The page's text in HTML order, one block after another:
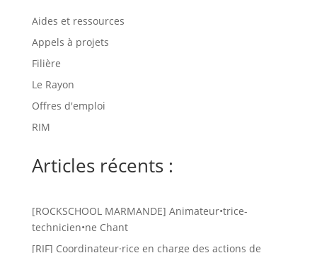
Aides et ressources
Appels à projets
Filière
Le Rayon
Offres d'emploi
RIM
Articles récents :
[ROCKSCHOOL MARMANDE] Animateur•trice-
technicien•ne Chant
[RIF] Coordinateur·rice en charge des actions de